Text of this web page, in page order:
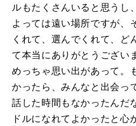
ルもたくさんいると思うし
よっては遠い場所ですが、
くれて、選んでくれて、ど
て本当にありがとうござい
めっちゃ思い出があって。
かったら、みんなと出会っ
話した時間もなかったんだ
ドルになれてよかったと心